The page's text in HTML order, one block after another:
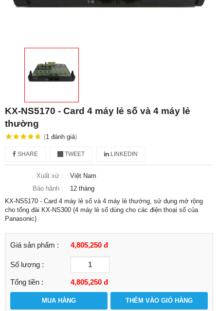
KX-NS5170 - Card 4 máy lẻ số và 4 máy lẻ
thường
(1 đánh giá)
SHARE TWEET LINKEDIN
Xuất xứ :
Việt Nam
Bảo hành :
12 tháng
KX-NS5170 - Card 4 máy lẻ số và 4 máy lẻ thường, sử dụng mở rộng
cho tổng đài KX-NS300 (4 máy lẻ số dùng cho các điện thoại số của
Panasonic)
Giá sản phẩm : 4,805,250 đ
Số lượng :
Tổng tiền : 4,805,250 đ
MUA HÀNG THÊM VÀO GIỎ HÀNG